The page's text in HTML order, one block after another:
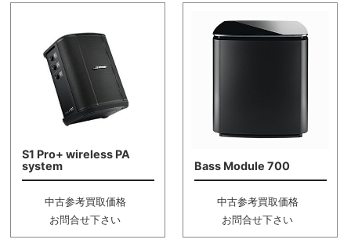
S1 Pro+ wireless PA
system
中古参考買取価格
お問合せ下さい
Bass Module 700
中古参考買取価格
お問合せ下さい